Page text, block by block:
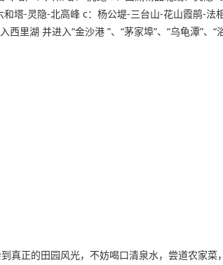
塔-灵隐-北高峰 c：杨公堤-三台山-花山霞鹃-法
湖 并进入“金沙港 ”、“茅家埠”、“乌龟潭”、“
正的田园风光，不妨喝口清泉水，尝道农家菜